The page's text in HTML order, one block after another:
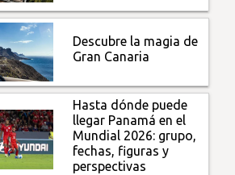
Descubre la magia de
Gran Canaria
Hasta dónde puede
llegar Panamá en el
Mundial 2026: grupo,
fechas, figuras y
perspectivas